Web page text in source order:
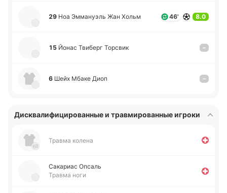
29 Ноа Эмма­нуэль Жан Хольм 46' 8.0
15 Йонас Тви­берг То­рсвик –
6 Шейх Мбаке Диоп –
Дисквалифицированные и травмированные игроки
Травма колена
Са­ка­риас Опсаль
Травма ноги